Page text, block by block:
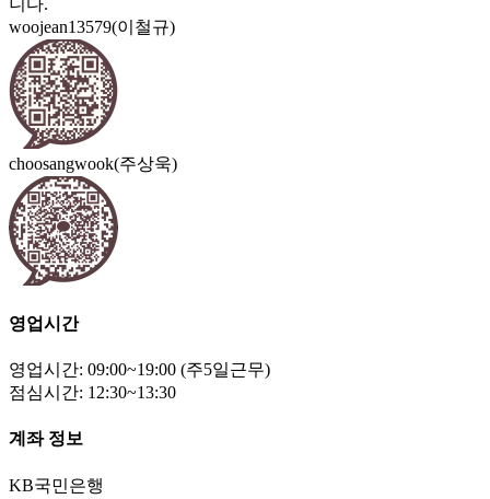
woojean13579(이철규)
choosangwook(주상욱)
영업시간
영업시간: 09:00~19:00 (주5일근무)
점심시간: 12:30~13:30
계좌 정보
KB국민은행